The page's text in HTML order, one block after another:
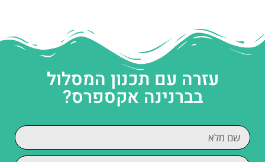
עזרה עם תכנון המסלול
בברנינה אקספרס?